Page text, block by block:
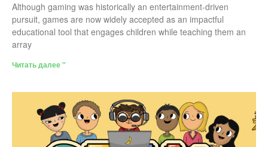
Although gaming was historically an entertainment-driven
pursuit, games are now widely accepted as an impactful
educational tool that engages children while teaching them an
array
Читать далее "